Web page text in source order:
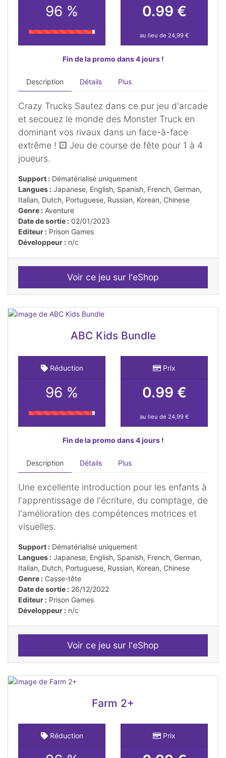
96 % 0.99 €
au lieu de 24,99 €
Fin de la promo dans 4 jours !
Description Détails Plus
Crazy Trucks Sautez dans ce pur jeu d'arcade
et secouez le monde des Monster Truck en
dominant vos rivaux dans un face-à-face
extrême ! ⚀ Jeu de course de fête pour 1 à 4
joueurs.
Support : Dématérialisé uniquement
Langues : Japanese, English, Spanish, French, German,
Italian, Dutch, Portuguese, Russian, Korean, Chinese
Genre : Aventure
Date de sortie : 02/01/2023
Editeur : Prison Games
Développeur : n/c
Voir ce jeu sur l'eShop
ABC Kids Bundle
Réduction
96 %
Prix
0.99 €
au lieu de 24,99 €
Fin de la promo dans 4 jours !
Description Détails Plus
Une excellente introduction pour les enfants à
l'apprentissage de l'écriture, du comptage, de
l'amélioration des compétences motrices et
visuelles.
Support : Dématérialisé uniquement
Langues : Japanese, English, Spanish, French, German,
Italian, Dutch, Portuguese, Russian, Korean, Chinese
Genre : Casse-tête
Date de sortie : 26/12/2022
Editeur : Prison Games
Développeur : n/c
Voir ce jeu sur l'eShop
Farm 2+
Réduction Prix